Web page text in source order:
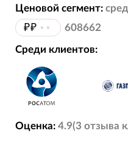
Ценовой сегмент:
₽₽ •• 608662
Среди клиентов:
Оценка: 4.9(3 отзыва